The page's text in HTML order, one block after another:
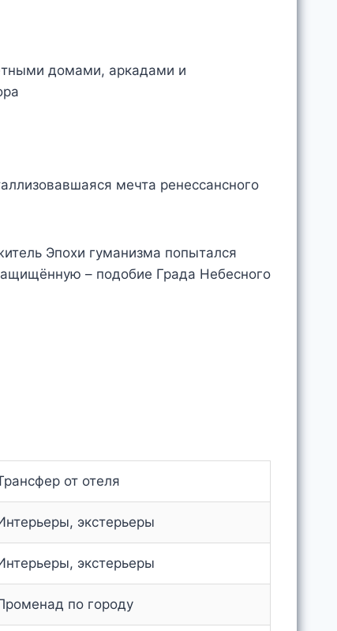
мечта ренессансного
Эпохи гуманизма попытался
– подобие Града Небесного
от отеля
экстерьеры
экстерьеры
по городу